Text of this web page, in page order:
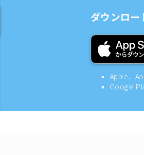
ダウンロー
Apple、
Google